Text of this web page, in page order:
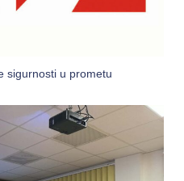
sigurnosti u prometu